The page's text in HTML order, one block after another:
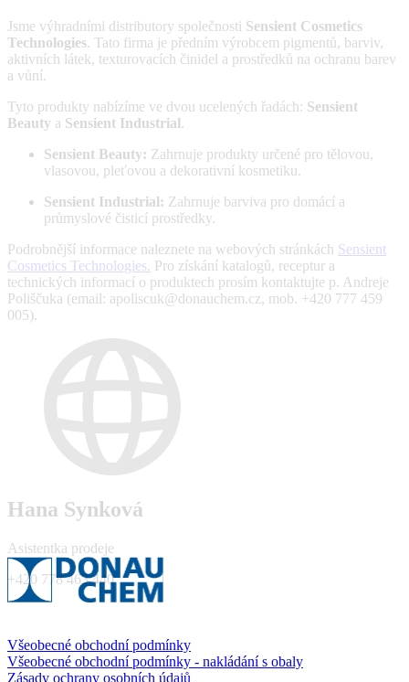
Jsme výhradními distributory společnosti Sensient Cosmetics
Technologies. Tato firma je předním výrobcem pigmentů, barviv,
aktivních látek, texturovacích činidel a prostředků na ochranu barev
a vůní.
Tyto produkty nabízíme ve dvou ucelených řadách: Sensient
Beauty a Sensient Industrial.
Sensient Beauty: Zahrnuje produkty určené pro tělovou,
vlasovou, pleťovou a dekorativní kosmetiku.
Sensient Industrial: Zahrnuje barviva pro domácí a
průmyslové čisticí prostředky.
Podrobnější informace naleznete na webových stránkách Sensient
Cosmetics Technologies. Pro získání katalogů, receptur a
technických informací o produktech prosím kontaktujte p. Andreje
Poliščuka (email: apoliscuk@donauchem.cz, mob. +420 777 459
005).
Hana Synková
Asistentka prodeje
+420 778 463 440
Všeobecné obchodní podmínky
Všeobecné obchodní podmínky - nakládání s obaly
Zásady ochrany osobních údajů